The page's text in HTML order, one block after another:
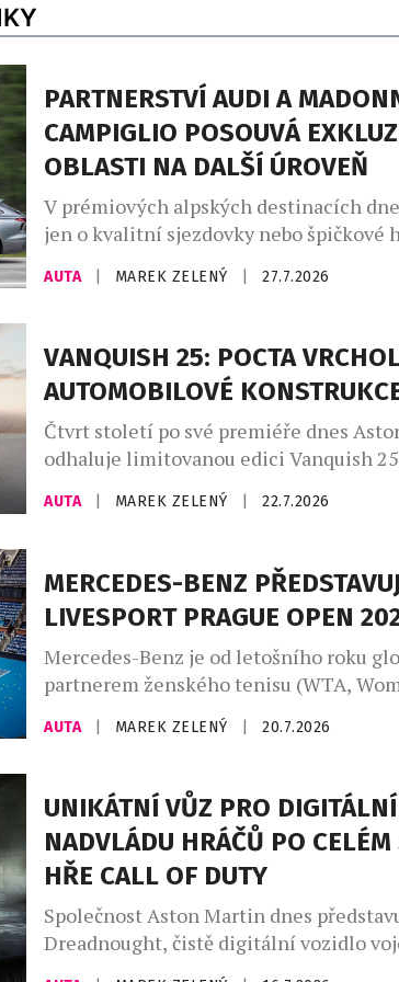
PARTNERSTVÍ AUDI A
CAMPIGLIO POSOUVÁ
OBLASTI NA DALŠÍ ÚROVEŇ
V prémiových alpských destinacích
jen o kvalitní sjezdovky nebo špičkové
větší roli hrají značky, které dokážou
charakter místa. Madonna di Campiglio
společností Audi, jež se stala nedílnou
života tohoto prestižního střediska.
nevzniklo pouze z marketingových
Madonna […]
AUTA MAREK ZELENÝ 27.7.2026
VANQUISH 25: POCTA
AUTOMOBILOVÉ
Čtvrt století po své premiéře dnes
odhaluje limitovanou edici Vanquish
poctu třem generacím tohoto slavného
automobilu, vytvořenou zakázkovým
divize zakázkových úprav Q by Aston
uplatňují své bezkonkurenční
vozů na míru a speciálních modelů a
ukázkou je […]
AUTA MAREK ZELENÝ 22.7.2026
MERCEDES-BENZ
LIVESPORT PRAGUE OPEN
Mercedes-Benz je od letošního roku
partnerem ženského tenisu (WTA,
Association) a aktivně se zapojuje do
kategorie WTA 1000, 500 a 250.
značky Mercedes-Benz pokračuje také v
republice. Tenisový turnaj WTA
Open 2026 je místem pro národní
Mercedes-Benz VLE. Mercedes-Benz […]
AUTA MAREK ZELENÝ 20.7.2026
UNIKÁTNÍ VŮZ PRO DIGITÁLNÍ
NADVLÁDU HRÁČŮ PO CELÉM
HŘE CALL OF DUTY
Společnost Aston Martin dnes
Dreadnought, čistě digitální vozidlo
specifikace navržené exkluzivně pro